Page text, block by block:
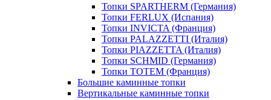
Топки SPARTHERM (Германия)
Топки FERLUX (Испания)
Топки INVICTA (Франция)
Топки PALAZZETTI (Италия)
Топки PIAZZETTA (Италия)
Топки SCHMID (Германия)
Топки TOTEM (Франция)
Большие каминные топки
Вертикальные каминные топки